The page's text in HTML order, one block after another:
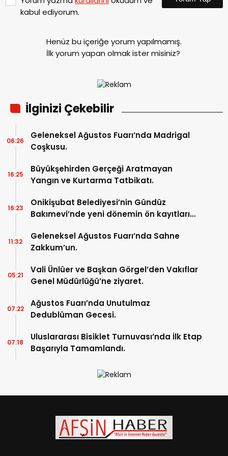
kabul ediyorum.
Henüz bu içeriğe yorum yapılmamış.
İlk yorum yapan olmak ister misiniz?
İlginizi Çekebilir
Geleneksel Ağustos Fuarı’nda Madrigal
Coşkusu.
06:26
Büyükşehirden Gerçeği Aratmayan
Yangın ve Kurtarma Tatbikatı.
16:25
Onikişubat Belediyesi’nin Gündüz
Bakımevi’nde yeni dönemin ön kayıtları
16:23
Geleneksel Ağustos Fuarı’nda Sahne
Zakkum’un.
11:32
Vali Ünlüer ve Başkan Görgel’den Vakıflar
Genel Müdürlüğü’ne ziyaret.
05:21
Ağustos Fuarı’nda Unutulmaz
Dedublüman Gecesi.
07:22
Uluslararası Bisiklet Turnuvası’nda İlk Etap
Başarıyla Tamamlandı.
07:18